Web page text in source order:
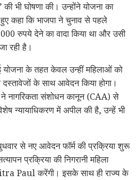
की भी घोषणा की। उन्होंने योजना का
कहा कि भाजपा ने चुनाव से पहले
रुपये देने का वादा किया था और उसी
रही है।
योजना के तहत केवल उन्हीं महिलाओं को
दस्तावेजों के साथ आवेदन किया होगा।
नागरिकता संशोधन कानून (CAA) से
न्यायाधिकरण में अपील की है, उन्हें भी
से नए आवेदन फॉर्म की प्रक्रिया शुरू
प्रक्रिया की निगरानी महिला
Paulकरेंगी। इसके साथ ही राज्य के